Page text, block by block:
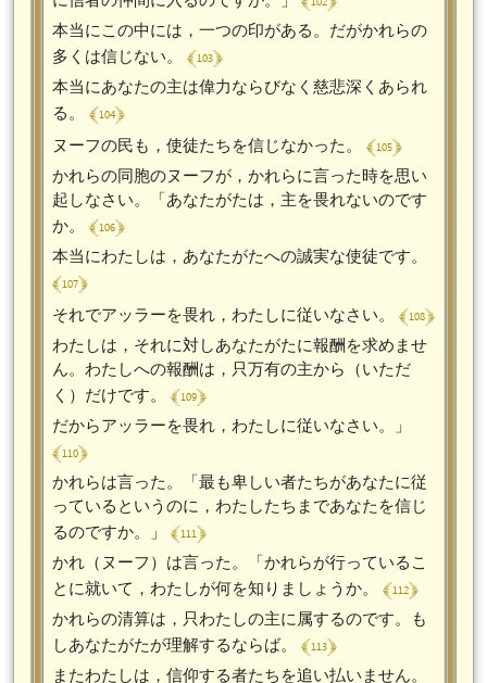
本当にこの中には，一つの印がある。だがかれらの
多くは信じない。 ﴾ 103 ﴿
本当にあなたの主は偉力ならびなく慈悲深くあられ
る。 ﴾ 104 ﴿
ヌーフの民も，使徒たちを信じなかった。 ﴾ 105 ﴿
かれらの同胞のヌーフが，かれらに言った時を思い
起しなさい。「あなたがたは，主を畏れないのです
か。 ﴾ 106 ﴿
本当にわたしは，あなたがたへの誠実な使徒です。
﴾ 107 ﴿
それでアッラーを畏れ，わたしに従いなさい。 ﴾ 108 ﴿
わたしは，それに対しあなたがたに報酬を求めませ
ん。わたしへの報酬は，只万有の主から（いただ
く）だけです。 ﴾ 109 ﴿
だからアッラーを畏れ，わたしに従いなさい。」
﴾ 110 ﴿
かれらは言った。「最も卑しい者たちがあなたに従
っているというのに，わたしたちまであなたを信じ
るのですか。」 ﴾ 111 ﴿
かれ（ヌーフ）は言った。「かれらが行っているこ
とに就いて，わたしが何を知りましょうか。 ﴾ 112 ﴿
かれらの清算は，只わたしの主に属するのです。も
しあなたがたが理解するならば。 ﴾ 113 ﴿
またわたしは，信仰する者たちを追い払いません。